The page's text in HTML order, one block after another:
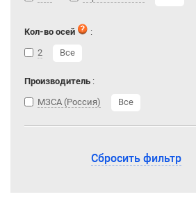
Кол-во осей
:
2
Все
Производитель :
МЗСА (Россия)
Все
Сбросить фильтр